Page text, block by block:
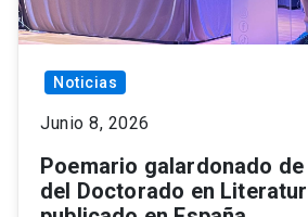
Noticias
Junio 8, 2026
Poemario galardonado
del Doctorado en